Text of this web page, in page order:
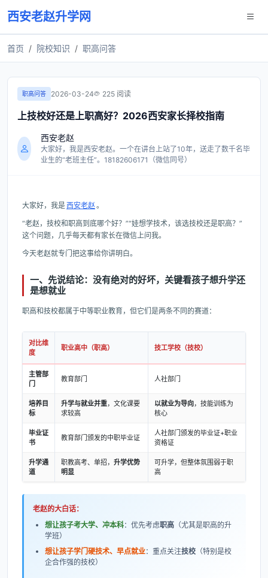
西安老赵升学网
首页 院校知识 职高问答
职高问答 2026-03-24 225 阅读
上技校好还是上职高好？2026西安家长择校指南
西安老赵
大家好，我是西安老赵。一个在讲台上站了10年，送走了数千名毕
业生的“老班主任”。18182606171（微信同号）
大家好，我是西安老赵 。
“老赵，技校和职高到底哪个好？”“娃想学技术，该选技校还是职高？”
这个问题，几乎每天都有家长在微信上问我。
今天老赵就专门把这事给你讲明白。
一、先说结论：没有绝对的好坏，关键看孩子想升学还
是想就业
职高和技校都属于中等职业教育，但它们是两条不同的赛道：
对比维
度
职业高中（职高） 技工学校（技校）
主管部
门
教育部门 人社部门
培养目
标
升学与就业并重，文化课要
求较高
以就业为导向，技能训练为
核心
毕业证
书
教育部门颁发的中职毕业证
人社部门颁发的毕业证+职业
资格证
升学通
道
职教高考、单招， 升学优势
明显
可升学，但整体氛围弱于职
高
老赵的大白话：
想让孩子考大学、冲本科：优先考虑职高 （尤其是职高的升
学班）
想让孩子学门硬技术、早点就业：重点关注技校 （特别是校
企合作强的技校）